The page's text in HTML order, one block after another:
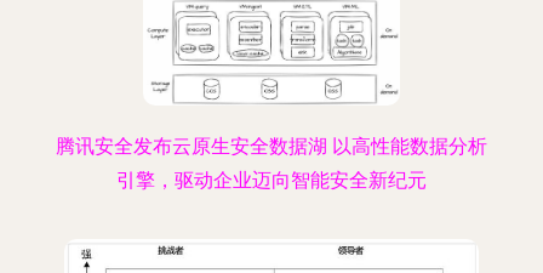
腾讯安全发布云原生安全数据湖 以高性能数据分析
引擎，驱动企业迈向智能安全新纪元